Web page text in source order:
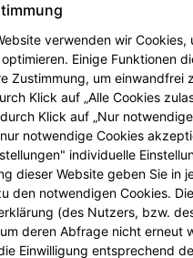
gesetzlich
die ePA zu nutzen?
ich der ePA
meine
genutzt?
die ePA nutzen, ohne
Forschungszwecken
verwenden wir Cookies,
Einige Funktionen
Zustimmung, um einwandfrei
Klick auf „Alle Cookies
Klick auf „Nur
notwendige Cookies
individuelle
dieser Website geben Sie in
den notwendigen Cookies. Die
(des Nutzers, bzw.
deren Abfrage nicht erneut
Einwilligung entsprechend